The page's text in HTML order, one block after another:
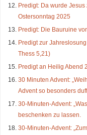
Predigt: Da wurde
Ostersonntag 2025
Predigt: Die Bauruine
Predigt zur
Thess 5,21)
Predigt an Heilig Abend
30 Minuten Advent:
Advent so besonders
30-Minuten-Advent:
beschenken zu lassen.
30-Minuten-Advent: